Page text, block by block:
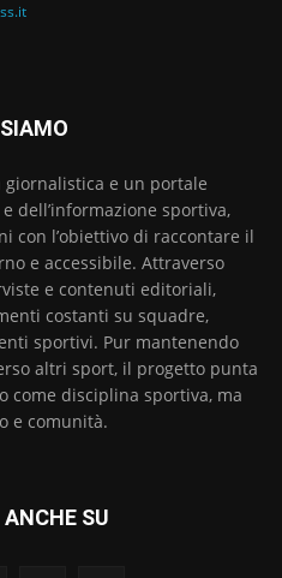
giornalistica e un portale
dell’informazione sportiva,
con l’obiettivo di raccontare il
e accessibile. Attraverso
e contenuti editoriali,
costanti su squadre,
sportivi. Pur mantenendo
altri sport, il progetto punta
come disciplina sportiva, ma
e comunità.
ANCHE SU